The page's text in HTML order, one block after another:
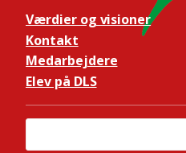
Værdier og visioner
Kontakt
Medarbejdere
Elev på DLS
Søg